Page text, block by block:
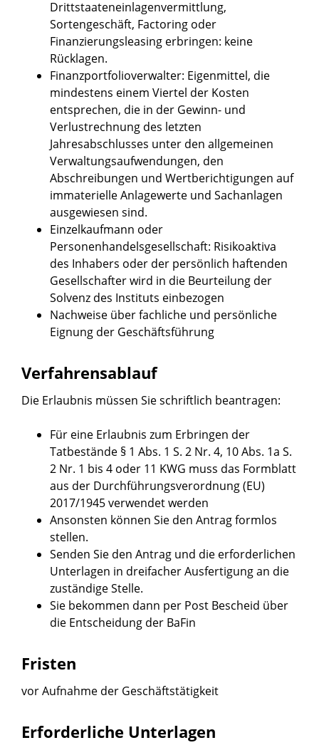
Drittstaateneinlagenvermittlung,
Sortengeschäft, Factoring oder
Finanzierungsleasing erbringen: keine
Rücklagen.
Finanzportfolioverwalter: Eigenmittel, die
mindestens einem Viertel der Kosten
entsprechen, die in der Gewinn- und
Verlustrechnung des letzten
Jahresabschlusses unter den allgemeinen
Verwaltungsaufwendungen, den
Abschreibungen und Wertberichtigungen auf
immaterielle Anlagewerte und Sachanlagen
ausgewiesen sind.
Einzelkaufmann oder
Personenhandelsgesellschaft: Risikoaktiva
des Inhabers oder der persönlich haftenden
Gesellschafter wird in die Beurteilung der
Solvenz des Instituts einbezogen
Nachweise über fachliche und persönliche
Eignung der Geschäftsführung
Verfahrensablauf
Die Erlaubnis müssen Sie schriftlich beantragen:
Für eine Erlaubnis zum Erbringen der
Tatbestände § 1 Abs. 1 S. 2 Nr. 4, 10 Abs. 1a S.
2 Nr. 1 bis 4 oder 11 KWG muss das Formblatt
aus der Durchführungsverordnung (EU)
2017/1945 verwendet werden
Ansonsten können Sie den Antrag formlos
stellen.
Senden Sie den Antrag und die erforderlichen
Unterlagen in dreifacher Ausfertigung an die
zuständige Stelle.
Sie bekommen dann per Post Bescheid über
die Entscheidung der BaFin
Fristen
vor Aufnahme der Geschäftstätigkeit
Erforderliche Unterlagen